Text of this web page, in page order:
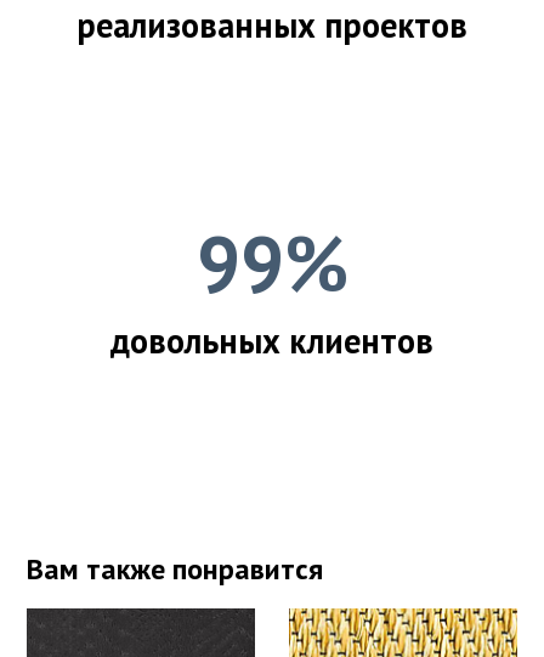
реализованных проектов
99%
довольных клиентов
Вам также понравится